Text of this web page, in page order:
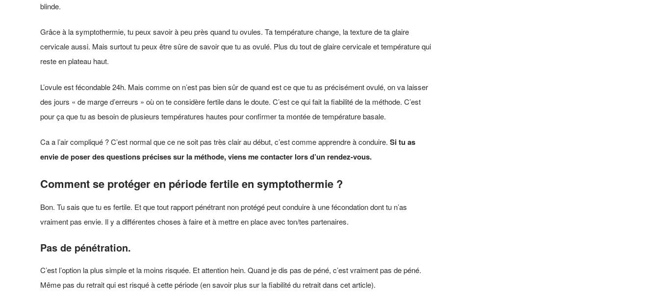
blinde.
Grâce à la symptothermie, tu peux savoir à peu près quand tu ovules. Ta température change, la texture de ta glaire
cervicale aussi. Mais surtout tu peux être sûre de savoir que tu as ovulé. Plus du tout de glaire cervicale et température qui
reste en plateau haut.
L’ovule est fécondable 24h. Mais comme on n’est pas bien sûr de quand est ce que tu as précisément ovulé, on va laisser
des jours « de marge d’erreurs » où on te considère fertile dans le doute. C’est ce qui fait la fiabilité de la méthode. C’est
pour ça que tu as besoin de plusieurs températures hautes pour confirmer ta montée de température basale.
Ca a l’air compliqué ? C’est normal que ce ne soit pas très clair au début, c’est comme apprendre à conduire. Si tu as
envie de poser des questions précises sur la méthode, viens me contacter lors d’un rendez-vous.
Comment se protéger en période fertile en symptothermie ?
Bon. Tu sais que tu es fertile. Et que tout rapport pénétrant non protégé peut conduire à une fécondation dont tu n’as
vraiment pas envie. Il y a différentes choses à faire et à mettre en place avec ton/tes partenaires.
Pas de pénétration.
C’est l’option la plus simple et la moins risquée. Et attention hein. Quand je dis pas de péné, c’est vraiment pas de péné.
Même pas du retrait qui est risqué à cette période (en savoir plus sur la fiabilité du retrait dans cet article).